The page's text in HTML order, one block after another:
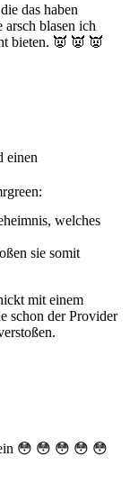
das haben
blasen ich
bieten. 👿 👿 👿
einen
welches
sie somit
mit einem
schon der Provider
😳 😳 😳 😳 😳